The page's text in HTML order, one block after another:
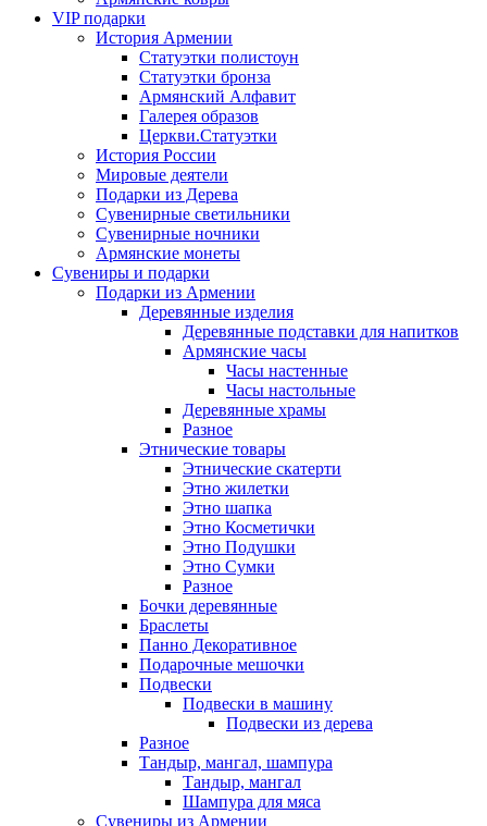
VIP подарки
История Армении
Статуэтки полистоун
Статуэтки бронза
Армянский Алфавит
Галерея образов
Церкви.Статуэтки
История России
Мировые деятели
Подарки из Дерева
Сувенирные светильники
Сувенирные ночники
Армянские монеты
Сувениры и подарки
Подарки из Армении
Деревянные изделия
Деревянные подставки для напитков
Армянские часы
Часы настенные
Часы настольные
Деревянные храмы
Разное
Этнические товары
Этнические скатерти
Этно жилетки
Этно шапка
Этно Косметички
Этно Подушки
Этно Сумки
Разное
Бочки деревянные
Браслеты
Панно Декоративное
Подарочные мешочки
Подвески
Подвески в машину
Подвески из дерева
Разное
Тандыр, мангал, шампура
Тандыр, мангал
Шампура для мяса
Сувениры из Армении